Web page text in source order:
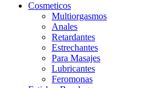
Cosmeticos
Multiorgasmos
Anales
Retardantes
Estrechantes
Para Masajes
Lubricantes
Feromonas